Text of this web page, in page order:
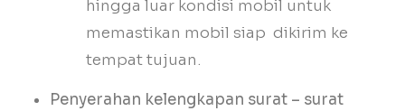
hingga luar kondisi mobil untuk
memastikan mobil siap dikirim ke
tempat tujuan.
Penyerahan kelengkapan surat – surat